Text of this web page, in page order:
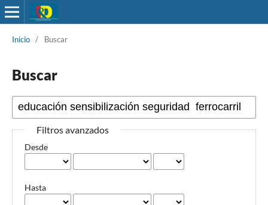
Inicio / Buscar
Buscar
Filtros avanzados
Desde
Hasta